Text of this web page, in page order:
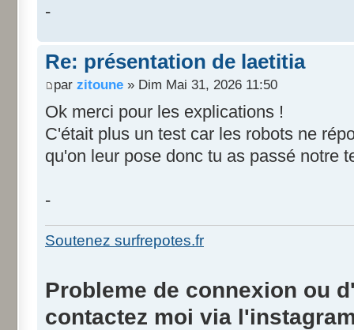
-
Re: présentation de laetitia
par zitoune » Dim Mai 31, 2026 11:50
Ok merci pour les explications !
C'était plus un test car les robots ne
qu'on leur pose donc tu as passé notre
-
Soutenez surfrepotes.fr
Probleme de connexion ou
contactez moi via